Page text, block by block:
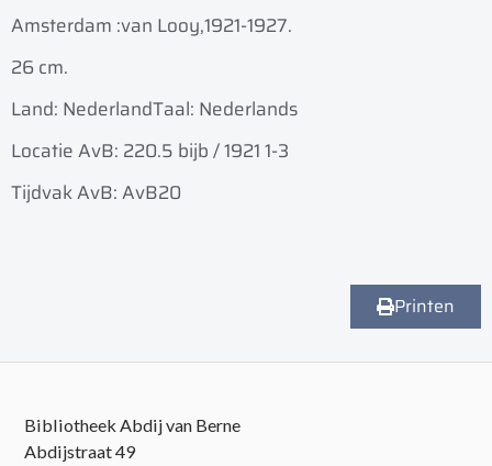
Amsterdam :van Looy,1921-1927.
26 cm.
Land: NederlandTaal: Nederlands
Locatie AvB: 220.5 bijb / 1921 1-3
Tijdvak AvB: AvB20
Printen
Bibliotheek Abdij van Berne
Abdijstraat 49